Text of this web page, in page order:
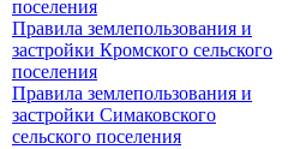
поселения
Правила землепользования и
застройки Кромского сельского
поселения
Правила землепользования и
застройки Симаковского
сельского поселения